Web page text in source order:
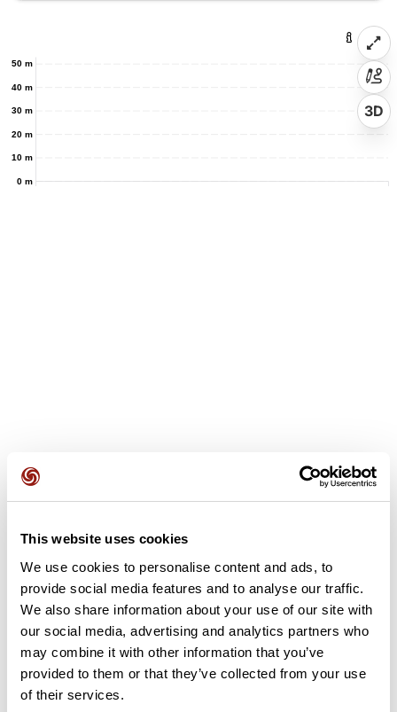
This website uses cookies
We use cookies to personalise content and ads, to
provide social media features and to analyse our traffic.
We also share information about your use of our site with
our social media, advertising and analytics partners who
may combine it with other information that you’ve
provided to them or that they’ve collected from your use
of their services.
0 m
10 m
20 m
30 m
40 m
50 m
3D
Recensioni degli utenti
L'hai già effettuato? Sii il primo a inviare una recensione!
Aggiungi una recensione
Riepilogo